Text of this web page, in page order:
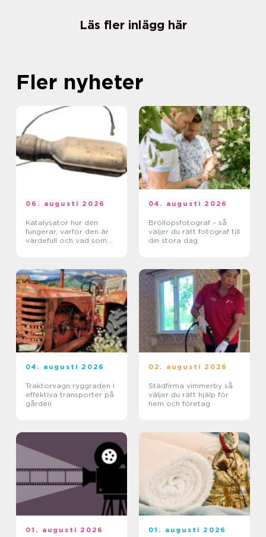
Läs fler inlägg här
Fler nyheter
06. augusti 2026
Katalysator hur den
fungerar, varför den är
värdefull och vad som
04. augusti 2026
Bröllopsfotograf – så
väljer du rätt fotograf till
din stora dag
04. augusti 2026
Traktorvagn ryggraden i
effektiva transporter på
gården
02. augusti 2026
Städfirma vimmerby så
väljer du rätt hjälp för
hem och företag
01. augusti 2026 01. augusti 2026